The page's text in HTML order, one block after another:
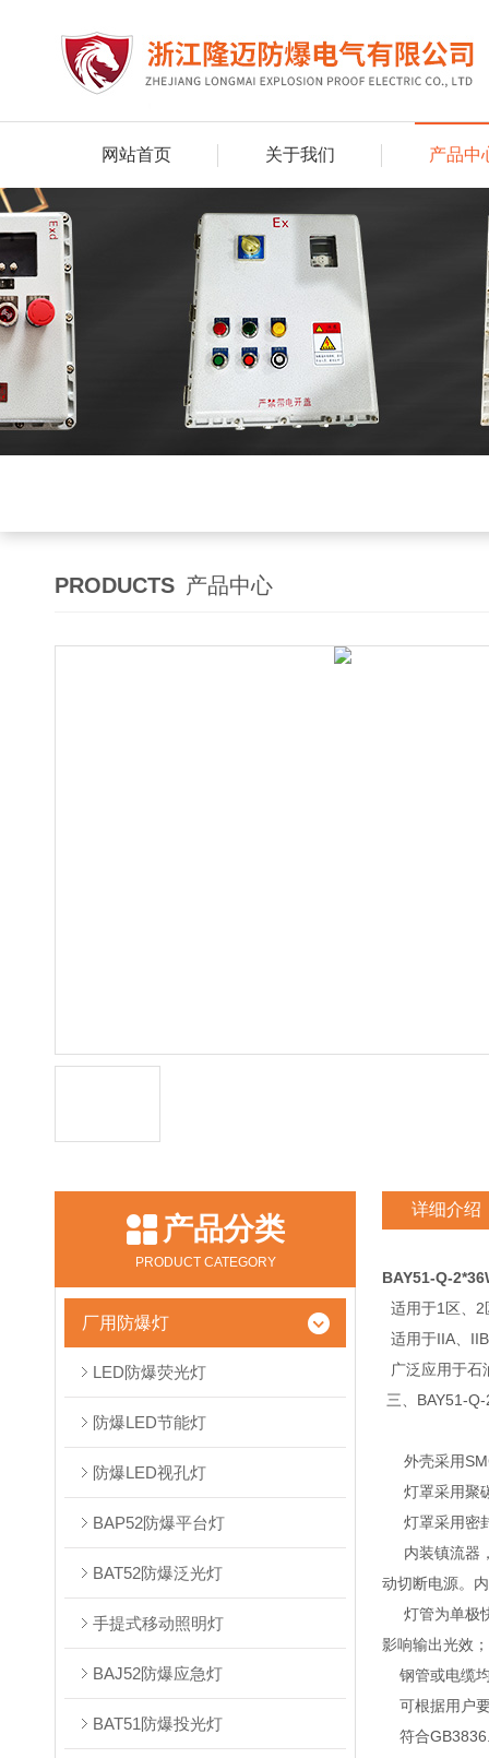
网站首页 关于我们 产品中
PRODUCTS 产品中心
产品分类
PRODUCT CATEGORY
厂用防爆灯
LED防爆荧光灯
防爆LED节能灯
防爆LED视孔灯
BAP52防爆平台灯
BAT52防爆泛光灯
手提式移动照明灯
BAJ52防爆应急灯
BAT51防爆投光灯
详细介绍
BAY51-Q-
适用于1区、
适用于IIA、
广泛应用于石
三、BAY51-
外壳采用
灯罩采用聚
灯罩采用密
内装镇流器，
动切断电源。
灯管为单极快
影响输出光效；
钢管或电缆
可根据用户要
符合